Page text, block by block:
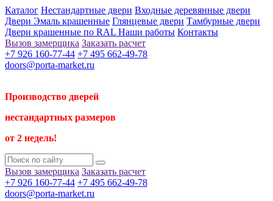
Каталог Нестандартные двери Входные деревянные двери
Двери Эмаль крашенные Глянцевые двери Тамбурные двери
Двери крашенные по RAL Наши работы Контакты
Вызов замерщика Заказать расчет
+7 926 160-77-44 +7 495 662-49-78
doors@porta-market.ru
Производство дверей
нестандартных размеров
от 2 недель!
Вызов замерщика Заказать расчет
+7 926 160-77-44 +7 495 662-49-78
doors@porta-market.ru